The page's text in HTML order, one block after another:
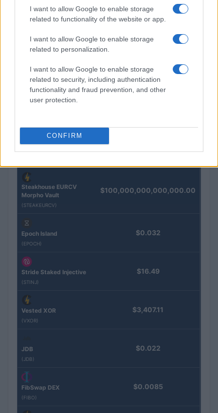
I want to allow Google to enable storage
related to functionality of the website or app.
I want to allow Google to enable storage
related to personalization.
I want to allow Google to enable storage
related to security, including authentication
functionality and fraud prevention, and other
user protection.
CONFIRM
QUOTAZIONI CRYPTO
Nome Prezzo
Eureka Bridged PAX
Gold (Terra
Steakhouse EURCV
Morpho Vault
(STEAKEURCV)
$100,000,000,000,000.00
Epoch Island
(EPOCH)
$0.032
Stride Staked Injective
(STINJ)
$16.49
Vested XOR
(VXOR)
$3,407.11
JDB
(JDB)
$0.022
FibSwap DEX
(FIBO)
$0.0085